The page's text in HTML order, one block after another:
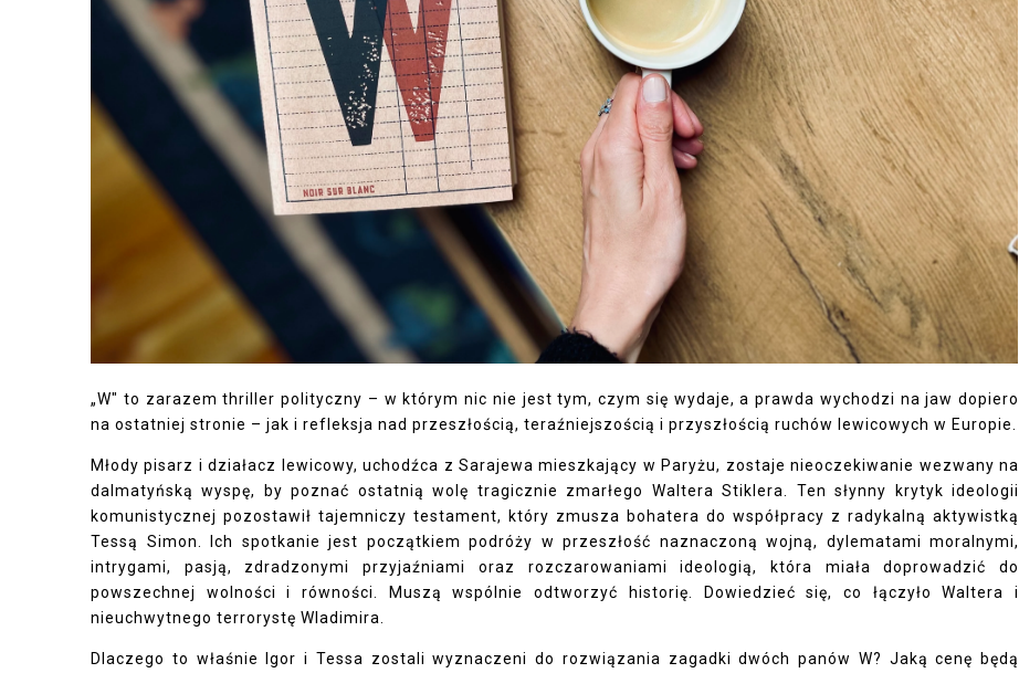
„W" to zarazem thriller polityczny – w którym nic nie jest tym, czym się wydaje, a prawda wychodzi na jaw dopiero
na ostatniej stronie – jak i refleksja nad przeszłością, teraźniejszością i przyszłością ruchów lewicowych w Europie.
Młody pisarz i działacz lewicowy, uchodźca z Sarajewa mieszkający w Paryżu, zostaje nieoczekiwanie wezwany na
dalmatyńską wyspę, by poznać ostatnią wolę tragicznie zmarłego Waltera Stiklera. Ten słynny krytyk ideologii
komunistycznej pozostawił tajemniczy testament, który zmusza bohatera do współpracy z radykalną aktywistką
Tessą Simon. Ich spotkanie jest początkiem podróży w przeszłość naznaczoną wojną, dylematami moralnymi,
intrygami, pasją, zdradzonymi przyjaźniami oraz rozczarowaniami ideologią, która miała doprowadzić do
powszechnej wolności i równości. Muszą wspólnie odtworzyć historię. Dowiedzieć się, co łączyło Waltera i
nieuchwytnego terrorystę Wladimira.
Dlaczego to właśnie Igor i Tessa zostali wyznaczeni do rozwiązania zagadki dwóch panów W? Jaką cenę będą